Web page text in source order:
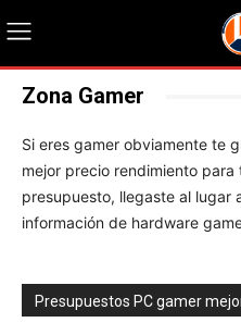
Zona Gamer
Si eres gamer obviamente te
mejor precio rendimiento
presupuesto, llegaste al lugar
información de hardware
Presupuestos PC gamer